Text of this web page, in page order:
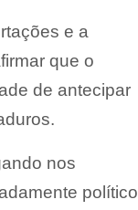
e a
que o
de antecipar
nos
político